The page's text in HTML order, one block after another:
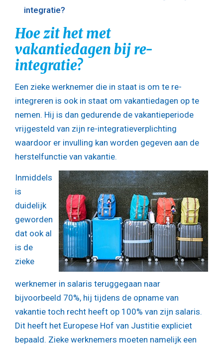
integratie?
Hoe zit het met
vakantiedagen bij re-
integratie?
Een zieke werknemer die in staat is om te re-
integreren is ook in staat om vakantiedagen op te
nemen. Hij is dan gedurende de vakantieperiode
vrijgesteld van zijn re-integratieverplichting
waardoor er invulling kan worden gegeven aan de
herstelfunctie van vakantie.
Inmiddels
is
duidelijk
geworden
dat ook al
is de
zieke
werknemer in salaris teruggegaan naar
bijvoorbeeld 70%, hij tijdens de opname van
vakantie toch recht heeft op 100% van zijn salaris.
Dit heeft het Europese Hof van Justitie expliciet
bepaald. Zieke werknemers moeten namelijk een